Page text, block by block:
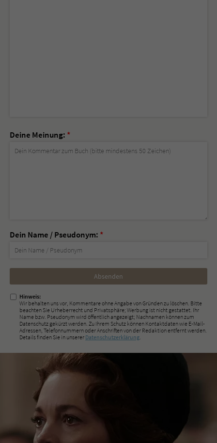
Deine Meinung: *
Dein Name / Pseudonym: *
Nicht
ausfüllen!
Hinweis:
Wir behalten uns vor, Kommentare ohne Angabe von Gründen zu löschen. Bitte
beachten Sie Urheberrecht und Privatsphäre; Werbung ist nicht gestattet. Ihr
Name bzw. Pseudonym wird öffentlich angezeigt; Nachnamen können zum
Datenschutz gekürzt werden. Zu Ihrem Schutz können Kontaktdaten wie E-Mail-
Adressen, Telefonnummern oder Anschriften von der Redaktion entfernt werden.
Details finden Sie in unserer Datenschutzerklärung